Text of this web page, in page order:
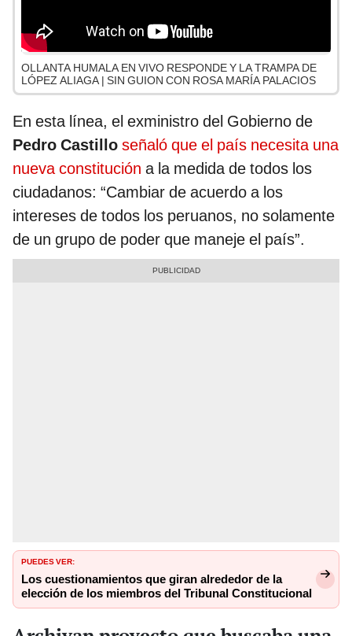
OLLANTA HUMALA EN VIVO RESPONDE Y LA TRAMPA DE
LÓPEZ ALIAGA | SIN GUION CON ROSA MARÍA PALACIOS
En esta línea, el exministro del Gobierno de
Pedro Castillo señaló que el país necesita una
nueva constitución a la medida de todos los
ciudadanos: “Cambiar de acuerdo a los
intereses de todos los peruanos, no solamente
de un grupo de poder que maneje el país”.
PUEDES VER:
Los cuestionamientos que giran alrededor de la
elección de los miembros del Tribunal Constitucional